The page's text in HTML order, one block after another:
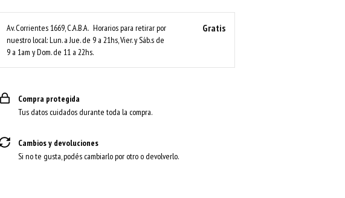
Av. Corrientes 1669, C.A.B.A. Horarios para retirar por
nuestro local: Lun. a Jue. de 9 a 21hs, Vier. y Sáb.s de
9 a 1am y Dom. de 11 a 22hs.
Gratis
Compra protegida
Tus datos cuidados durante toda la compra.
Cambios y devoluciones
Si no te gusta, podés cambiarlo por otro o devolverlo.